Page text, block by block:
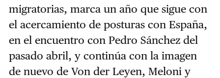
migratorias, marca un año que sigue con
el acercamiento de posturas con España,
en el encuentro con Pedro Sánchez del
pasado abril, y continúa con la imagen
de nuevo de Von der Leyen, Meloni y